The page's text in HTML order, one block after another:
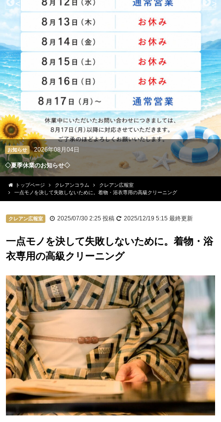
お知らせ 2026年08月04日
◇夏季休業のお知らせ◇
< >
トップページ クレアンコラム
クレアン広報室
一点モノを決して失敗しないために。着物・浴衣専用の高級クリーニング
クレアン広報室 2025/07/30 2:25 投稿 2025/12/19 5:15 最終更新
一点モノを決して失敗しないために。着物・浴
衣専用の高級クリーニング